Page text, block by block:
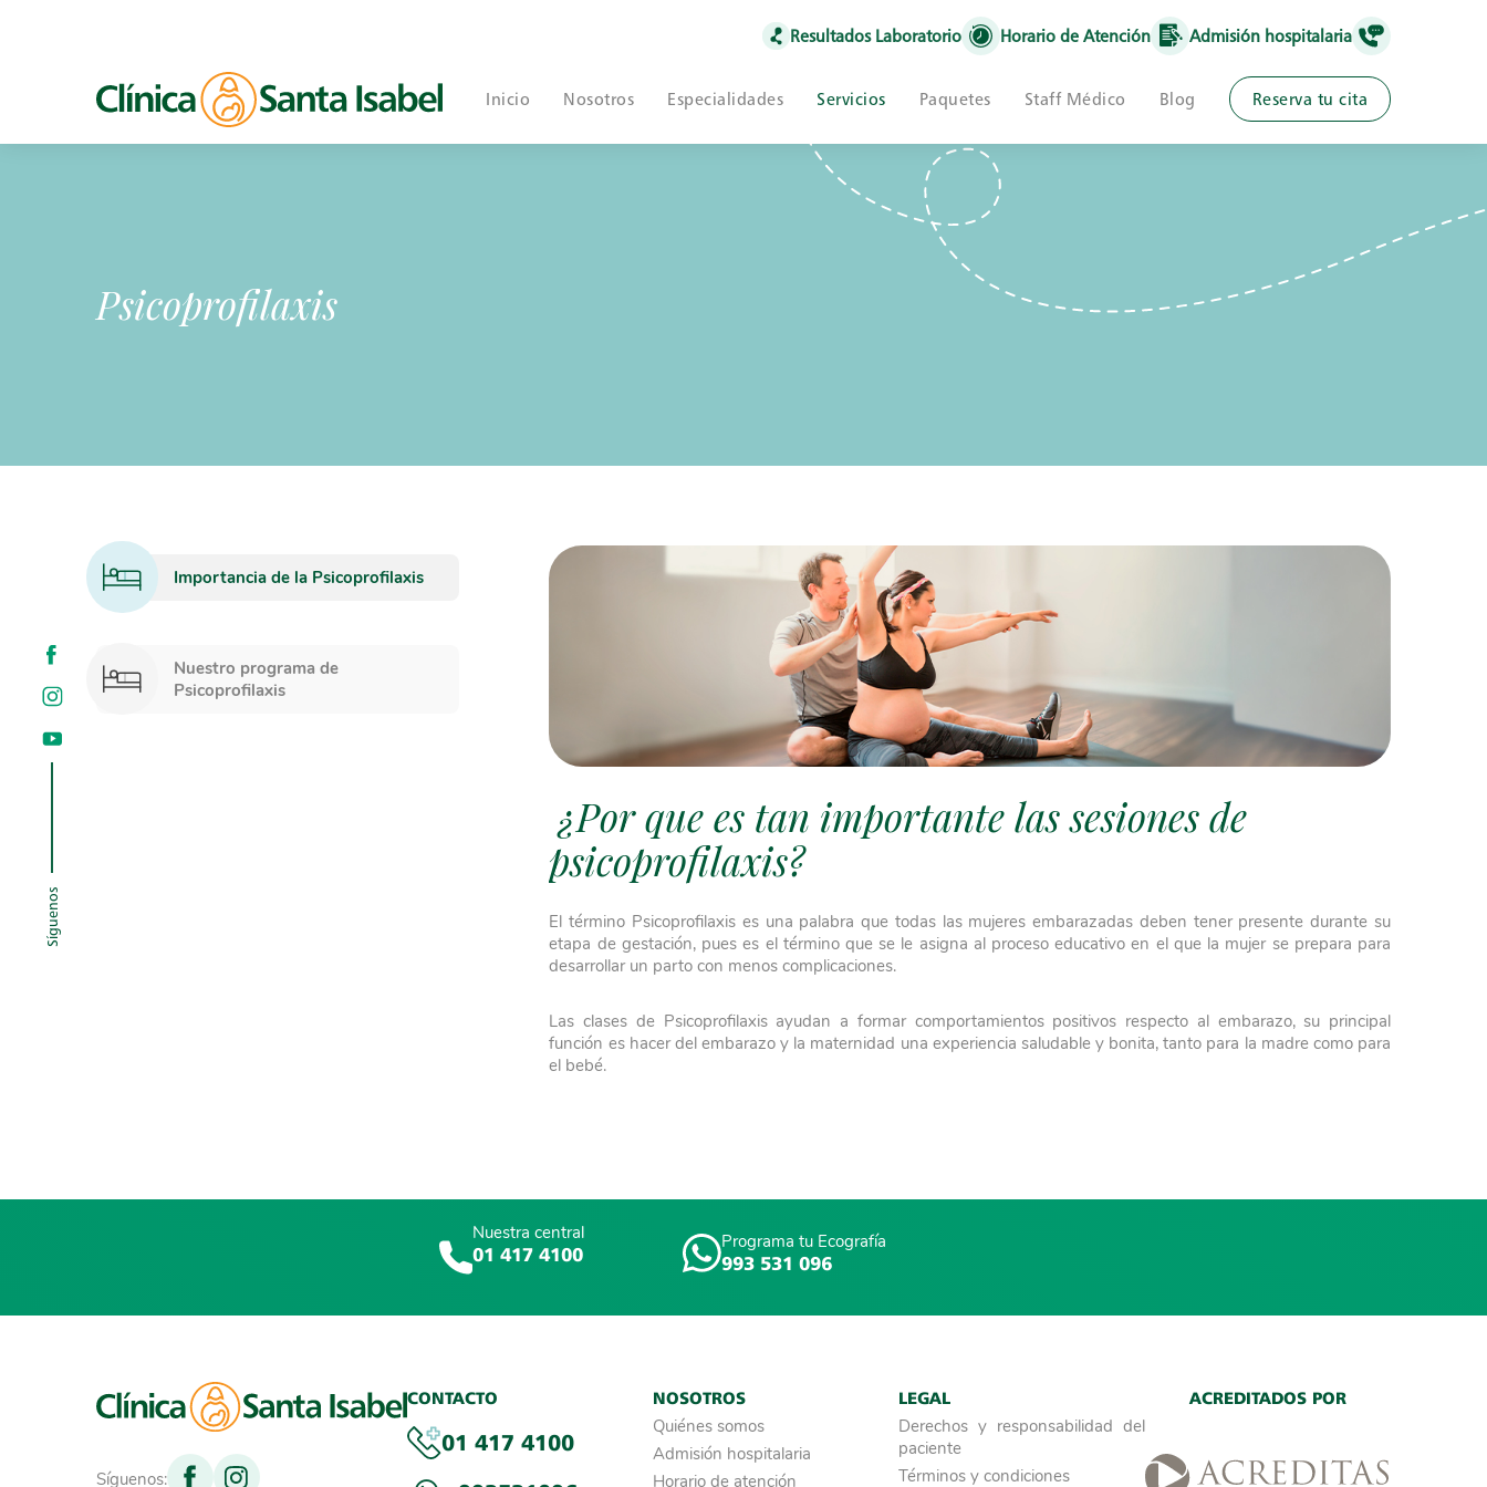
Resultados Laboratorio Horario de Atención Admisión hospitalaria
Inicio Nosotros Especialidades Servicios Paquetes Staff Médico Blog Reserva tu cita
Psicoprofilaxis
Importancia de la Psicoprofilaxis
Nuestro programa de
Psicoprofilaxis
¿Por que es tan importante las sesiones de
psicoprofilaxis?
El término Psicoprofilaxis es una palabra que todas las mujeres embarazadas deben tener presente durante su
etapa de gestación, pues es el término que se le asigna al proceso educativo en el que la mujer se prepara para
desarrollar un parto con menos complicaciones.
Las clases de Psicoprofilaxisayudan a formar comportamientos positivos respecto al embarazo, su principal
función es hacer del embarazo y la maternidad una experiencia saludable y bonita, tanto para la madre como para
el bebé.
Síguenos
Nuestra central
01 417 4100
Programa tu Ecografía
993 531 096
Síguenos:
CONTACTO
01 417 4100
NOSOTROS
Quiénes somos
Admisión hospitalaria
Horario de atención
LEGAL
Derechos y responsabilidad del
paciente
Términos y condiciones
ACREDITADOS POR